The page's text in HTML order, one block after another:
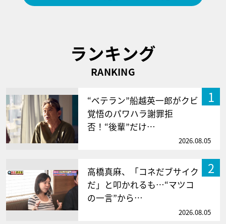
ランキング
RANKING
1
“ベテラン”船越英一郎がクビ
覚悟のパワハラ謝罪拒
否！“後輩”だけ…
2026.08.05
2
高橋真麻、「コネだブサイク
だ」と叩かれるも…“マツコ
の一言”から…
2026.08.05